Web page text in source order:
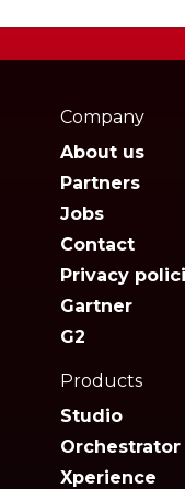
Company
About us
Partners
Jobs
Contact
Privacy
Gartner
G2
Products
Studio
Orchestrator
Xperience